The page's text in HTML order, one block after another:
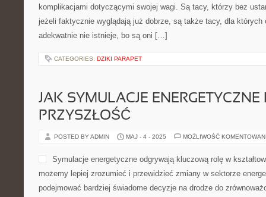
komplikacjami dotyczącymi swojej wagi. Są tacy, którzy bez
jeżeli faktycznie wyglądają już dobrze, są także tacy, dla których
adekwatnie nie istnieje, bo są oni […]
CATEGORIES: DZIKI PARAPET
JAK SYMULACJE ENERGETYCZNE
PRZYSZŁOŚĆ
POSTED BY ADMIN MAJ - 4 - 2025 MOŻLIWOŚĆ
Symulacje energetyczne odgrywają kluczową rolę w
możemy lepiej zrozumieć i przewidzieć zmiany w sektorze
podejmować bardziej świadome decyzje na drodze do